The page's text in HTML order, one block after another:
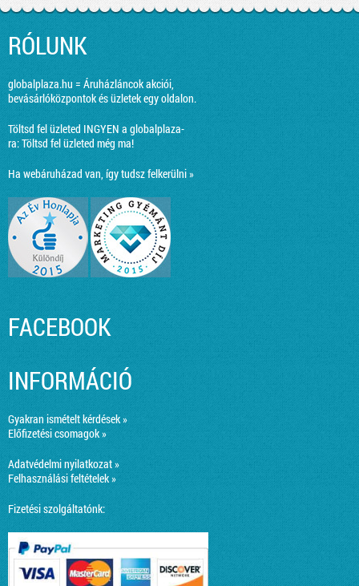
RÓLUNK
globalplaza.hu = Áruházláncok akciói,
bevásárlóközpontok és üzletek egy oldalon.
Töltsd fel üzleted INGYEN a globalplaza-
ra:Töltsd fel üzleted még ma!
Ha webáruházad van, így tudsz felkerülni »
FACEBOOK
INFORMÁCIÓ
Gyakran ismételt kérdések »
Előfizetési csomagok »
Adatvédelmi nyilatkozat »
Felhasználási feltételek »
Fizetési szolgáltatónk: